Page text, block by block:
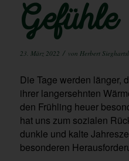
Gefühle
23. März 2022 / von Herbert
Die Tage werden länger,
ihrer langersehnten
den Frühling heuer
hat uns zum sozialen
dunkle und kalte
besonderen